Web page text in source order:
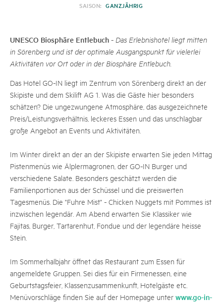
SAISON: GANZJÄHRIG
UNESCO Biosphäre Entlebuch - Das Erlebnishotel liegt mitten
in Sörenberg und ist der optimale Ausgangspunkt für vielerlei
Aktivitäten vor Ort oder in der Biosphäre Entlebuch.
Das Hotel GO-IN liegt im Zentrum von Sörenberg direkt an der
Skipiste und dem Skilift AG 1. Was die Gäste hier besonders
schätzen? Die ungezwungene Atmosphäre, das ausgezeichnete
Preis/Leistungsverhältnis, leckeres Essen und das unschlagbar
große Angebot an Events und Aktivitäten.
Im Winter direkt an der an der Skipiste erwarten Sie jeden Mittag
Pistenmenüs wie Älplermagronen, der GO-IN Burger und
verschiedene Salate. Besonders geschätzt werden die
Familienportionen aus der Schüssel und die preiswerten
Tagesmenüs. Die "Fuhre Mist" - Chicken Nuggets mit Pommes ist
inzwischen legendär. Am Abend erwarten Sie Klassiker wie
Fajitas, Burger, Tartarenhut, Fondue und der legendäre heisse
Stein.
Im Sommerhalbjahr öffnet das Restaurant zum Essen für
angemeldete Gruppen. Sei dies für ein Firmenessen, eine
Geburtstagsfeier, Klassenzusammenkunft, Hotelgäste etc.
Menüvorschläge finden Sie auf der Homepage unter www.go-in-